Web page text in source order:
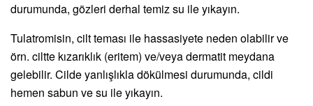
durumunda, gözleri derhal temiz su ile yıkayın.
Tulatromisin, cilt teması ile hassasiyete neden olabilir ve
örn. ciltte kızarıklık (eritem) ve/veya dermatit meydana
gelebilir. Cilde yanlışlıkla dökülmesi durumunda, cildi
hemen sabun ve su ile yıkayın.